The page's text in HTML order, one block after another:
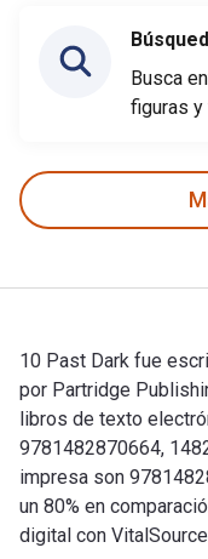
Busca
figuras y
10 Past Dark fue
por Partridge
libros de texto
9781482870664,
impresa son
un 80% en
digital con